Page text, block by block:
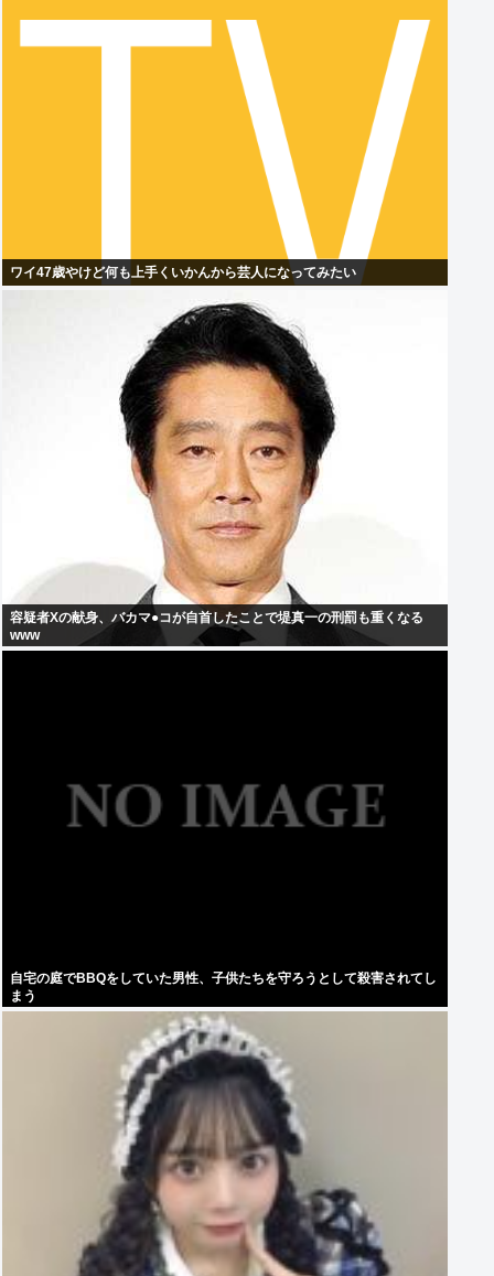
ワイ47歳やけど何も上手くいかんから芸人になってみたい
容疑者Xの献身、バカマ●コが自首したことで堤真一の刑罰も重くなる
www
自宅の庭でBBQをしていた男性、子供たちを守ろうとして殺害されてし
まう